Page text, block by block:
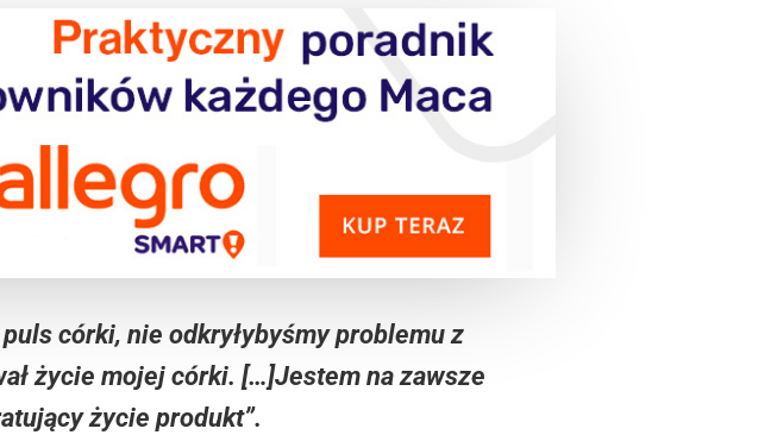
córki, nie odkryłybyśmy problemu z
życie mojej córki. […]Jestem na zawsze
życie produkt”.